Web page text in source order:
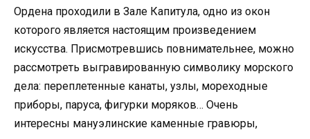
Ордена проходили в Зале Капитула, одно из окон
которого является настоящим произведением
искусства. Присмотревшись повнимательнее, можно
рассмотреть выгравированную символику морского
дела: переплетенные канаты, узлы, мореходные
приборы, паруса, фигурки моряков… Очень
интересны мануэлинские каменные гравюры,